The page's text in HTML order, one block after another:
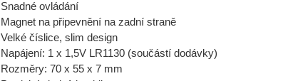
Snadné ovládání
Magnet na připevnění na zadní straně
Velké číslice, slim design
Napájení: 1 x 1,5V LR1130 (součástí dodávky)
Rozměry: 70 x 55 x 7 mm